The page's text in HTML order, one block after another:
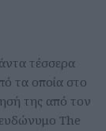
τέσσερα
τα οποία στο
της από τον
The